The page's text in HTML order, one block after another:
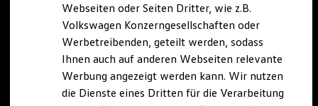
Webseiten oder Seiten Dritter, wie z.B.
Volkswagen Konzerngesellschaften oder
Werbetreibenden, geteilt werden, sodass
Ihnen auch auf anderen Webseiten relevante
Werbung angezeigt werden kann. Wir nutzen
die Dienste eines Dritten für die Verarbeitung